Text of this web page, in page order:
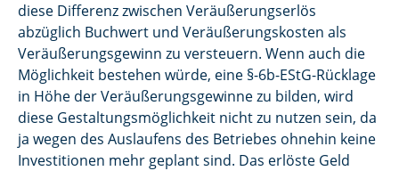
diese Differenz zwischen Veräußerungserlös
abzüglich Buchwert und Veräußerungskosten als
Veräußerungsgewinn zu versteuern. Wenn auch die
Möglichkeit bestehen würde, eine §-6b-EStG-Rücklage
in Höhe der Veräußerungsgewinne zu bilden, wird
diese Gestaltungsmöglichkeit nicht zu nutzen sein, da
ja wegen des Auslaufens des Betriebes ohnehin keine
Investitionen mehr geplant sind. Das erlöste Geld